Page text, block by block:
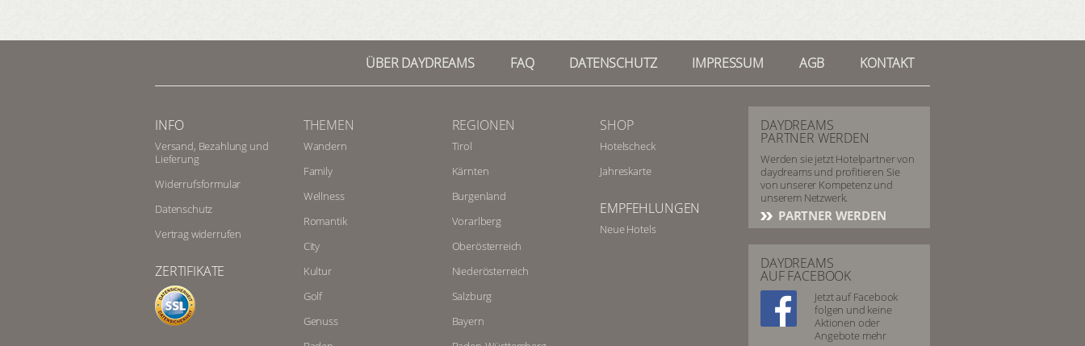
ÜBER DAYDREAMS FAQ DATENSCHUTZ IMPRESSUM AGB KONTAKT
INFO
Versand, Bezahlung und
Lieferung
Widerrufsformular
Datenschutz
Vertrag widerrufen
ZERTIFIKATE
THEMEN
Wandern
Family
Wellness
Romantik
City
Kultur
Golf
Genuss
REGIONEN
Tirol
Kärnten
Burgenland
Vorarlberg
Oberösterreich
Niederösterreich
Salzburg
Bayern
SHOP
Hotelscheck
Jahreskarte
EMPFEHLUNGEN
Neue Hotels
DAYDREAMS
PARTNER WERDEN
Werden sie jetzt Hotelpartner von
daydreams und profitieren Sie
von unserer Kompetenz und
unserem Netzwerk.
PARTNER WERDEN
DAYDREAMS
AUF FACEBOOK
Jetzt auf Facebook
folgen und keine
Aktionen oder
Angebote mehr